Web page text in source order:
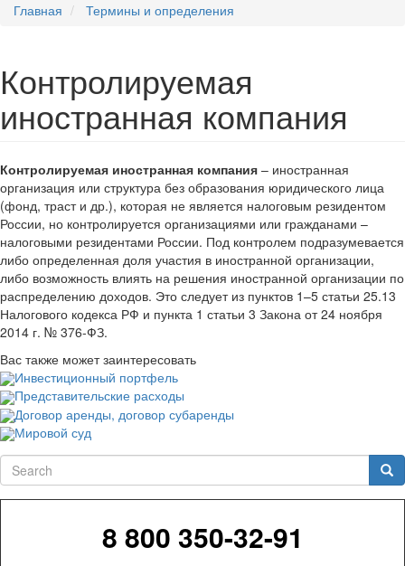
Главная
Термины и определения
Контролируемая
иностранная компания
Контролируемая иностранная компания – иностранная
организация или структура без образования юридического лица
(фонд, траст и др.), которая не является налоговым резидентом
России, но контролируется организациями или гражданами –
налоговыми резидентами России. Под контролем подразумевается
либо определенная доля участия в иностранной организации,
либо возможность влиять на решения иностранной организации по
распределению доходов. Это следует из пунктов 1–5 статьи 25.13
Налогового кодекса РФ и пункта 1 статьи 3 Закона от 24 ноября
2014 г. № 376-ФЗ.
Вас также может заинтересовать
Инвестиционный портфель
Представительские расходы
Договор аренды, договор субаренды
Мировой суд
Search
8 800 350-32-91